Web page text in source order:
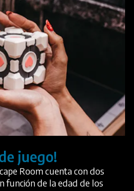
juego!
Room cuenta con dos
función de la edad de los